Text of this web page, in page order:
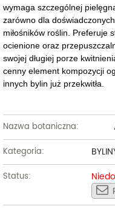
wymaga szczególnej
zarówno dla
miłośników roślin. Preferuje
ocienione oraz
swojej długiej porze
cenny element kompozycji
innych bylin już przekwitła.
Nazwa botaniczna:
Kategoria:
Status: